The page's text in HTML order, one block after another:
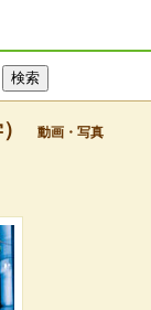
動画・写真